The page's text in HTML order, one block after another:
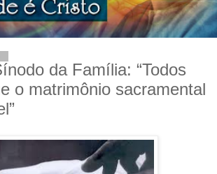
da Família: “Todos
o matrimônio sacramental